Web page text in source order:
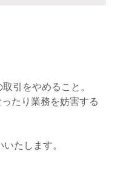
引をやめること。
たり業務を妨害する
たします。